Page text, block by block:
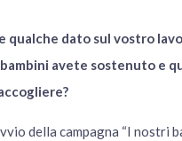
qualche dato sul vostro
avete sostenuto e
della campagna “I nostri